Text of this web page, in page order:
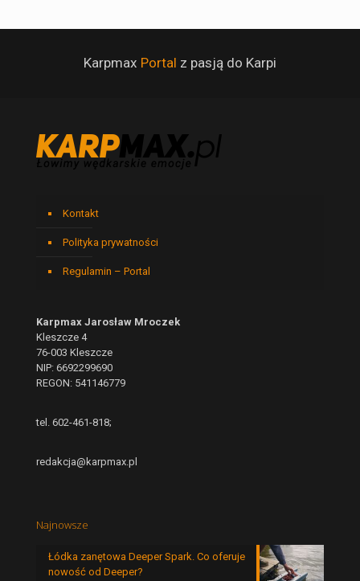
Karpmax Portal z pasją do Karpi
Kontakt
Polityka prywatności
Regulamin – Portal
Karpmax Jarosław Mroczek
Kleszcze 4
76-003 Kleszcze
NIP: 6692299690
REGON: 541146779
tel. 602-461-818;
redakcja@karpmax.pl
Najnowsze
Łódka zanętowa Deeper Spark. Co oferuje
nowość od Deeper?